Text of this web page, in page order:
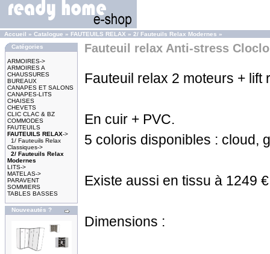
Accueil » Catalogue » FAUTEUILS RELAX » 2/ Fauteuils Relax Modernes »
Catégories
ARMOIRES->
ARMOIRES A
CHAUSSURES
BUREAUX
CANAPES ET SALONS
CANAPES-LITS
CHAISES
CHEVETS
CLIC CLAC & BZ
COMMODES
FAUTEUILS
FAUTEUILS RELAX->
1/ Fauteuils Relax
Classiques->
2/ Fauteuils Relax
Modernes
LITS->
MATELAS->
PARAVENT
SOMMIERS
TABLES BASSES
Nouveautés ?
Fauteuil relax Anti-stress
Fauteuil relax 2 moteurs + lift
En cuir + PVC.
5 coloris disponibles : cloud,
Existe aussi en tissu à 1249
Dimensions :